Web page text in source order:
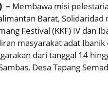
– Membawa misi
Barat,
Festival (KKF) IV dan
masyarakat adat
dari tanggal 14
Desa Tapang